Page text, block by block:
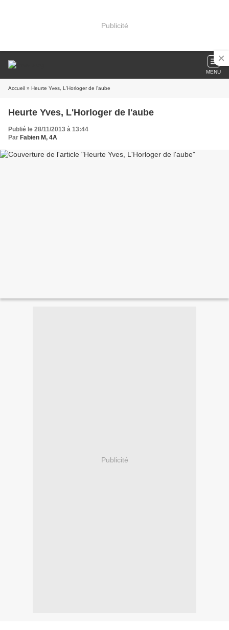
Publicité
MENU
Accueil » Heurte Yves, L'Horloger de l'aube
Heurte Yves, L'Horloger de l'aube
Publié le 28/11/2013 à 13:44
Par Fabien M, 4A
Publicité